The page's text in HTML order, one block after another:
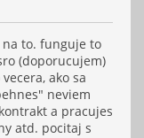
na to. funguje to
(doporucujem)
ako sa
neviem
a pracujes
atd. pocitaj s